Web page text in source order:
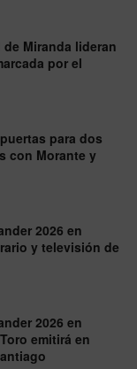
de Miranda lideran
por el
para dos
con Morante y
2026 en
y televisión de
2026 en
emitirá en